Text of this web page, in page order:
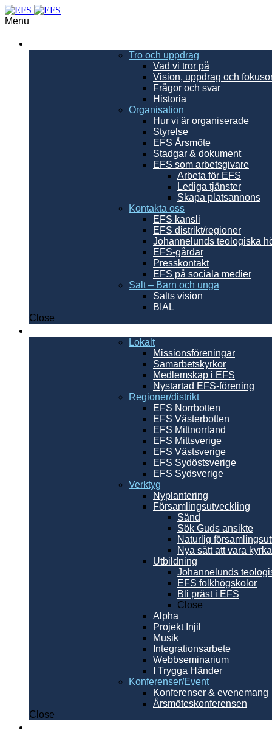
Menu
Tro och uppdrag
Vad vi tror på
Vision, uppdrag och
Frågor och svar
Historia
Organisation
Hur vi är organiserade
Styrelse
EFS Årsmöte
Stadgar & dokument
EFS som arbetsgivare
Arbeta för EFS
Lediga tjänster
Skapa platsannons
Kontakta oss
EFS kansli
EFS distrikt/regioner
Johannelunds teologiska
EFS-gårdar
Presskontakt
EFS på sociala medier
Salt – Barn och unga
Salts vision
BIAL
Close
Lokalt
Missionsföreningar
Samarbetskyrkor
Medlemskap i EFS
Nystartad EFS-förening
Regioner/distrikt
EFS Norrbotten
EFS Västerbotten
EFS Mittnorrland
EFS Mittsverige
EFS Västsverige
EFS Sydöstsverige
EFS Sydsverige
Verktyg
Nyplantering
Församlingsutveckling
Sänd
Sök Guds ansikte
Naturlig
Nya sätt att vara kyrka
Utbildning
Johannelunds
EFS folkhögskolor
Bli präst i EFS
Close
Alpha
Projekt Injil
Musik
Integrationsarbete
Webbseminarium
I Trygga Händer
Konferenser/Event
Konferenser & evenemang
Årsmöteskonferensen
Close